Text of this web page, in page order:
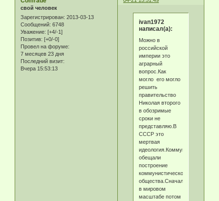
свой человек
Зарегистрирован: 2013-03-13
Сообщений: 6748
Уважение: [+4/-1]
Позитив: [+0/-0]
Провел на форуме:
7 месяцев 23 дня
Последний визит:
Вчера 15:53:13
ivan1972
написал(а):
Можно в
российской
империи это
аграрный
вопрос.Как
могло его могло
решить
правительство
Николая второго
в обозримые
сроки не
представляю.В
СССР это
мертвая
идеология.Коммунисты
обещали
построение
коммунистического
общества.Сначала
в мировом
масштабе потом